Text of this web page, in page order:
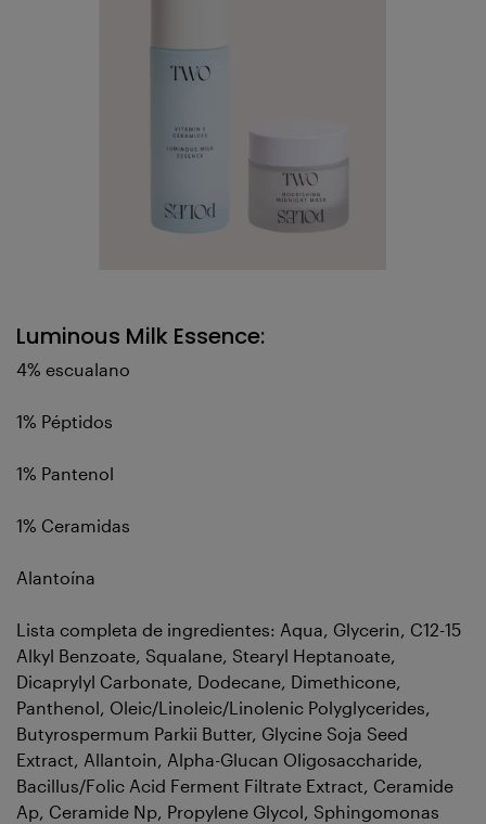
Luminous Milk Essence:
4% escualano
1% Péptidos
1% Pantenol
1% Ceramidas
Alantoína
Lista completa de ingredientes: Aqua, Glycerin, C12-15
Alkyl Benzoate, Squalane, Stearyl Heptanoate,
Dicaprylyl Carbonate, Dodecane, Dimethicone,
Panthenol, Oleic/Linoleic/Linolenic Polyglycerides,
Butyrospermum Parkii Butter, Glycine Soja Seed
Extract, Allantoin, Alpha-Glucan Oligosaccharide,
Bacillus/Folic Acid Ferment Filtrate Extract, Ceramide
Ap, Ceramide Np, Propylene Glycol, Sphingomonas